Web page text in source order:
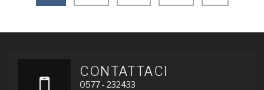
CONTATTACI
0577 - 232433